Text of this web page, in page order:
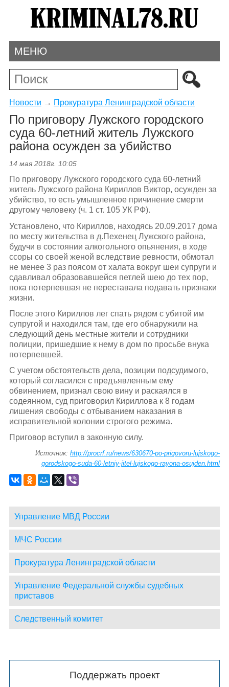
МЕНЮ
Новости → Прокуратура Ленинградской области
По приговору Лужского городского
суда 60-летний житель Лужского
района осужден за убийство
14 мая 2018г. 10:05
По приговору Лужского городского суда 60-летний
житель Лужского района Кириллов Виктор, осужден за
убийство, то есть умышленное причинение смерти
другому человеку (ч. 1 ст. 105 УК РФ).
Установлено, что Кириллов, находясь 20.09.2017 дома
по месту жительства в д.Пехенец Лужского района,
будучи в состоянии алкогольного опьянения, в ходе
ссоры со своей женой вследствие ревности, обмотал
не менее 3 раз поясом от халата вокруг шеи супруги и
сдавливал образовавшейся петлей шею до тех пор,
пока потерпевшая не переставала подавать признаки
жизни.
После этого Кириллов лег спать рядом с убитой им
супругой и находился там, где его обнаружили на
следующий день местные жители и сотрудники
полиции, пришедшие к нему в дом по просьбе внука
потерпевшей.
С учетом обстоятельств дела, позиции подсудимого,
который согласился с предъявленным ему
обвинением, признал свою вину и раскаялся в
содеянном, суд приговорил Кириллова к 8 годам
лишения свободы с отбыванием наказания в
исправительной колонии строгого режима.
Приговор вступил в законную силу.
Источник:http://procrf.ru/news/630670-po-prigovoru-lujskogo-
gorodskogo-suda-60-letniy-jitel-lujskogo-rayona-osujden.html
Управление МВД России
МЧС России
Прокуратура Ленинградской области
Управление Федеральной службы судебных
приставов
Следственный комитет
Поддержать проект